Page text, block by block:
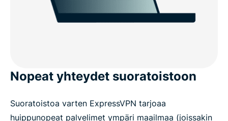
Nopeat yhteydet suoratoistoon
Suoratoistoa varten ExpressVPN tarjoaa
huippunopeat palvelimet ympäri maailmaa (joissakin